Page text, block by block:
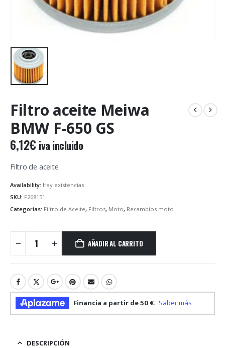
Filtro aceite Meiwa
BMW F-650 GS
6,12€ iva incluido
Filtro de aceite
Availability: Hay existencias
SKU: F268151
Categorías: Filtro de Aceite, Filtros, Moto, Recambios moto
AÑADIR AL CARRITO
DESCRIPCIÓN